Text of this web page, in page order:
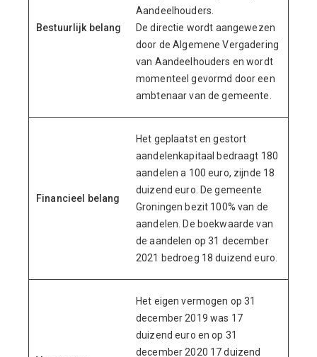
Bestuurlijk belang
Aandeelhouders.
De directie wordt aangewezen
door de Algemene Vergadering
van Aandeelhouders en wordt
momenteel gevormd door een
ambtenaar van de gemeente.
Financieel belang
Het geplaatst en gestort
aandelenkapitaal bedraagt 180
aandelen a 100 euro, zijnde 18
duizend euro. De gemeente
Groningen bezit 100% van de
aandelen. De boekwaarde van
de aandelen op 31 december
2021 bedroeg 18 duizend euro.
Het eigen vermogen op 31
december 2019 was 17
duizend euro en op 31
december 2020 17 duizend